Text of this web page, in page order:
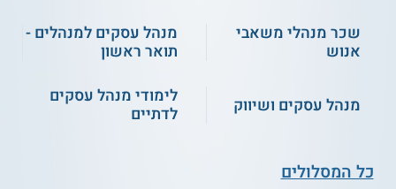
שכר מנהלי משאבי
אנוש
מנהל עסקים למנהלים -
תואר ראשון
מנהל עסקים ושיווק
לימודי מנהל עסקים
לדתיים
כל המסלולים